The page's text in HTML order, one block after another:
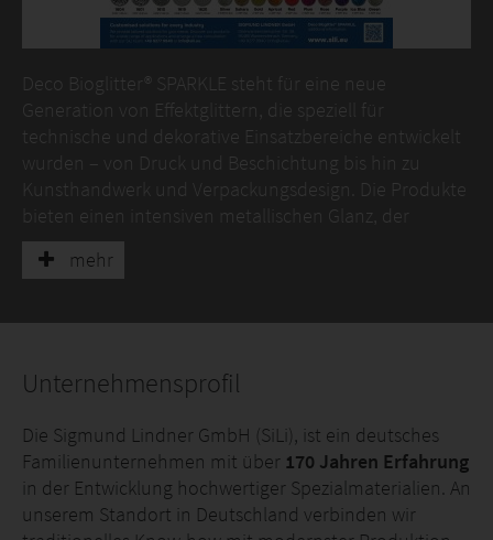
Deco Bioglitter® SPARKLE steht für eine neue
Generation von Effektglittern, die speziell für
technische und dekorative Einsatzbereiche entwickelt
wurden – von Druck und Beschichtung bis hin zu
Kunsthandwerk und Verpackungsdesign. Die Produkte
bieten einen intensiven metallischen Glanz, der
herkömmlichem Plastikglitter in nichts nachsteht,
basieren dabei auf biologisch abbaubaren Materialien
Bioglitter® SPARKLE visuelle Brillanz mit ökologischer
Entdecken Sie die Farbpalette unserer Produktreihe
und finden Sie Ihre Favoriten! Haben Sie weitere
Fragen, wünschen zusätzliche Details oder eine
individuelle Lösung? Kontaktieren Sie uns – wir
beraten Sie gerne.
mehr
Unternehmensprofil
Die Sigmund Lindner GmbH (SiLi), ist ein deutsches
Familienunternehmen mit über 170 Jahren Erfahrung
in der Entwicklung hochwertiger Spezialmaterialien. An
unserem Standort in Deutschland verbinden wir